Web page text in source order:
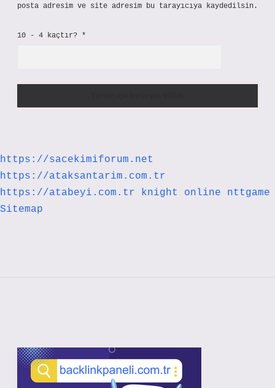
posta adresim ve site adresim bu tarayıcıya kaydedilsin.
10 - 4 kaçtır? *
https://sacekimiforum.net
https://ataksantarim.com.tr
https://atabeyi.com.tr
knight online
nttgame
Sitemap